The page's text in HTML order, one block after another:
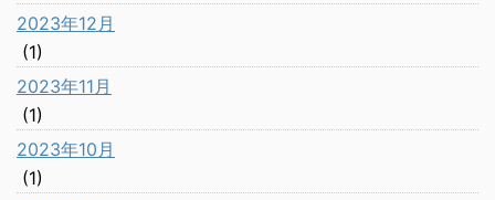
2023年12月
(1)
2023年11月
(1)
2023年10月
(1)